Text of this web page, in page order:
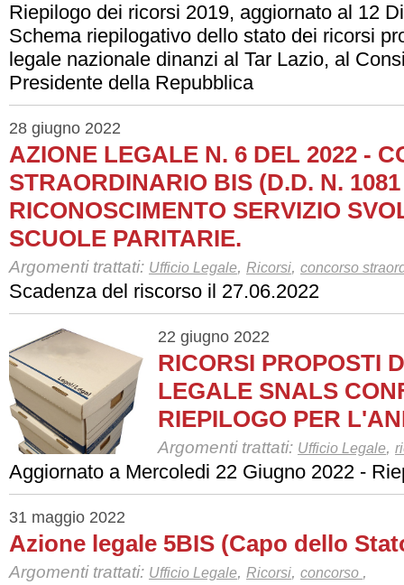
Riepilogo dei ricorsi 2019, aggiornato al 12
Schema riepilogativo dello stato dei ricorsi
legale nazionale dinanzi al Tar Lazio, al
Presidente della Repubblica
28 giugno 2022
AZIONE LEGALE N. 6 DEL 2022 -
STRAORDINARIO BIS (D.D. N.
RICONOSCIMENTO SERVIZIO
SCUOLE PARITARIE.
Argomenti trattati: Ufficio Legale, Ricorsi, concorso
Scadenza del riscorso il 27.06.2022
22 giugno 2022
RICORSI PROPOSTI
LEGALE SNALS
RIEPILOGO PER
Argomenti trattati: Ufficio Legale,
Aggiornato a Mercoledi 22 Giugno 2022 -
31 maggio 2022
Azione legale 5BIS (Capo dello
Argomenti trattati: Ufficio Legale, Ricorsi, concorso ,